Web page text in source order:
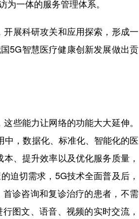
一体的服务管理体系。
展科研攻关和应用探索，形成一
5G智慧医疗健康创新发展做出贡
些能力让网络的功能大大延伸。
，数据化、标准化、智能化的医
、提升效率以及优化服务质量，
迫切需求，5G技术全面普及后，
诊咨询和复诊治疗的患者，不需
图文、语音、视频的实时交流，